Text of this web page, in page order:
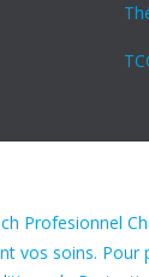
Profesionnel
vos soins.